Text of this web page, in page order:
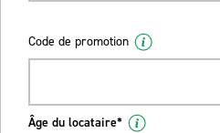
Code de promotion
Âge du locataire*